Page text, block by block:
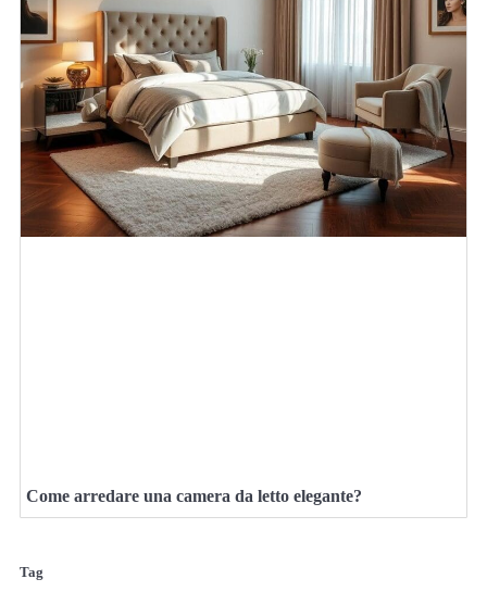
Come arredare una camera da letto elegante?
Tag